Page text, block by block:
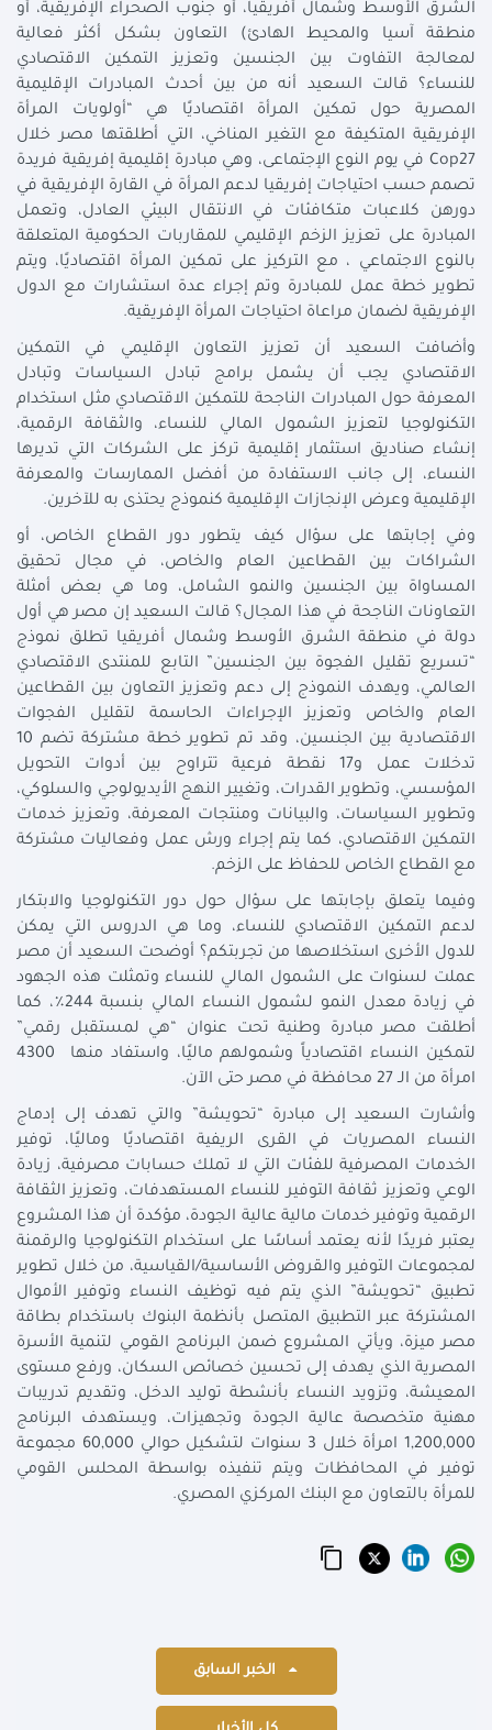
الشرق الأوسط وشمال أفريقيا، أو جنوب الصحراء الإفريقية، أو
منطقة آسيا والمحيط الهادئ) التعاون بشكل أكثر فعالية
لمعالجة التفاوت بين الجنسين وتعزيز التمكين الاقتصادي
للنساء؟ قالت السعيد أنه من بين أحدث المبادرات الإقليمية
المصرية حول تمكين المرأة اقتصاديًا هي “أولويات المرأة
الإفريقية المتكيفة مع التغير المناخي، التي أطلقتها مصر خلال
Cop27 في يوم النوع الإجتماعى، وهي مبادرة إقليمية إفريقية فريدة
تصمم حسب احتياجات إفريقيا لدعم المرأة في القارة الإفريقية في
دورهن كلاعبات متكافئات في الانتقال البيئي العادل، وتعمل
المبادرة على تعزيز الزخم الإقليمي للمقاربات الحكومية المتعلقة
بالنوع الاجتماعي ، مع التركيز على تمكين المرأة اقتصاديًا، ويتم
تطوير خطة عمل للمبادرة وتم إجراء عدة استشارات مع الدول
الإفريقية لضمان مراعاة احتياجات المرأة الإفريقية.
وأضافت السعيد أن تعزيز التعاون الإقليمي في التمكين
الاقتصادي يجب أن يشمل برامج تبادل السياسات وتبادل
المعرفة حول المبادرات الناجحة للتمكين الاقتصادي مثل استخدام
التكنولوجيا لتعزيز الشمول المالي للنساء، والثقافة الرقمية،
إنشاء صناديق استثمار إقليمية تركز على الشركات التي تديرها
النساء، إلى جانب الاستفادة من أفضل الممارسات والمعرفة
الإقليمية وعرض الإنجازات الإقليمية كنموذج يحتذى به للآخرين.
وفي إجابتها على سؤال كيف يتطور دور القطاع الخاص، أو
الشراكات بين القطاعين العام والخاص، في مجال تحقيق
المساواة بين الجنسين والنمو الشامل، وما هي بعض أمثلة
التعاونات الناجحة في هذا المجال؟ قالت السعيد إن مصر هي أول
دولة في منطقة الشرق الأوسط وشمال أفريقيا تطلق نموذج
“تسريع تقليل الفجوة بين الجنسين” التابع للمنتدى الاقتصادي
العالمي، ويهدف النموذج إلى دعم وتعزيز التعاون بين القطاعين
العام والخاص وتعزيز الإجراءات الحاسمة لتقليل الفجوات
الاقتصادية بين الجنسين، وقد تم تطوير خطة مشتركة تضم 10
تدخلات عمل و17 نقطة فرعية تتراوح بين أدوات التحويل
المؤسسي، وتطوير القدرات، وتغيير النهج الأيديولوجي والسلوكي،
وتطوير السياسات، والبيانات ومنتجات المعرفة، وتعزيز خدمات
التمكين الاقتصادي، كما يتم إجراء ورش عمل وفعاليات مشتركة
مع القطاع الخاص للحفاظ على الزخم.
وفيما يتعلق بإجابتها على سؤال حول دور التكنولوجيا والابتكار
لدعم التمكين الاقتصادي للنساء، وما هي الدروس التي يمكن
للدول الأخرى استخلاصها من تجربتكم؟ أوضحت السعيد أن مصر
عملت لسنوات على الشمول المالي للنساء وتمثلت هذه الجهود
في زيادة معدل النمو لشمول النساء المالي بنسبة 244٪، كما
أطلقت مصر مبادرة وطنية تحت عنوان “هي لمستقبل رقمي”
لتمكين النساء اقتصادياً وشمولهم ماليًا، واستفاد منها 4300
امرأة من الـ 27 محافظة في مصر حتى الآن.
وأشارت السعيد إلى مبادرة “تحويشة” والتي تهدف إلى إدماج
النساء المصريات في القرى الريفية اقتصاديًا وماليًا، توفير
الخدمات المصرفية للفئات التي لا تملك حسابات مصرفية، زيادة
الوعي وتعزيز ثقافة التوفير للنساء المستهدفات، وتعزيز الثقافة
الرقمية وتوفير خدمات مالية عالية الجودة، مؤكدة أن هذا المشروع
يعتبر فريدًا لأنه يعتمد أساسًا على استخدام التكنولوجيا والرقمنة
لمجموعات التوفير والقروض الأساسية/القياسية، من خلال تطوير
تطبيق “تحويشة” الذي يتم فيه توظيف النساء وتوفير الأموال
المشتركة عبر التطبيق المتصل بأنظمة البنوك باستخدام بطاقة
مصر ميزة، ويأتي المشروع ضمن البرنامج القومي لتنمية الأسرة
المصرية الذي يهدف إلى تحسين خصائص السكان، ورفع مستوى
المعيشة، وتزويد النساء بأنشطة توليد الدخل، وتقديم تدريبات
مهنية متخصصة عالية الجودة وتجهيزات، ويستهدف البرنامج
1,200,000 امرأة خلال 3 سنوات لتشكيل حوالي 60,000 مجموعة
توفير في المحافظات ويتم تنفيذه بواسطة المحلس القومي
للمرأة بالتعاون مع البنك المركزي المصري.
الخبر السابق